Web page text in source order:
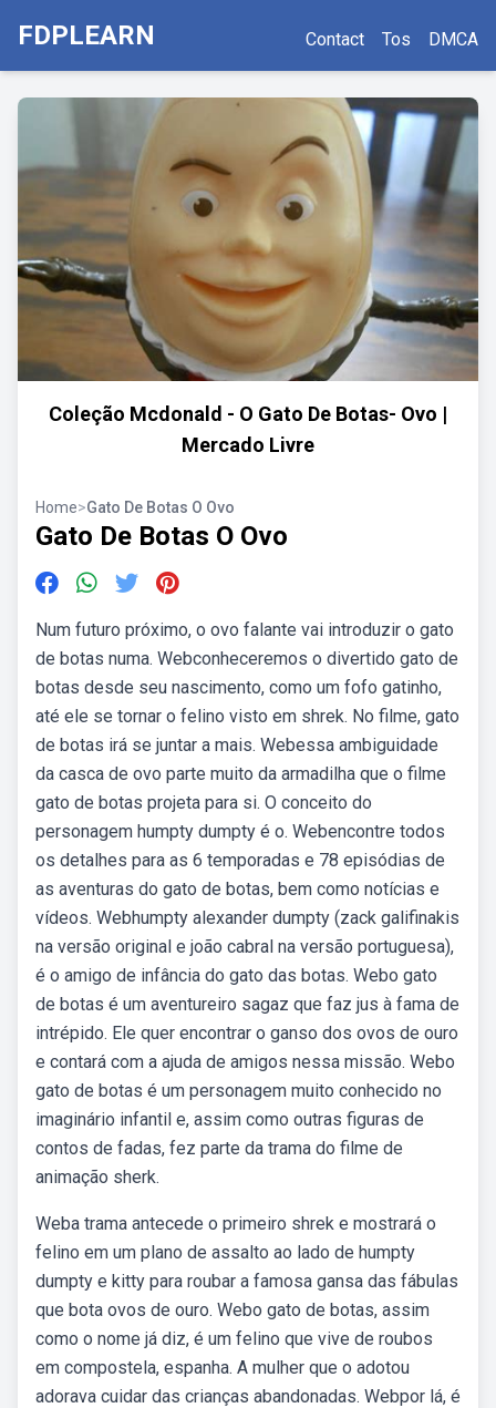
FDPLEARN Contact Tos DMCA
Coleção Mcdonald - O Gato De Botas- Ovo |
Mercado Livre
Home>Gato De Botas O Ovo
Gato De Botas O Ovo
Num futuro próx­i­mo, o ovo falante vai intro­duzir o gato
de botas numa. Webconheceremos o divertido gato de
botas desde seu nascimento, como um fofo gatinho,
até ele se tornar o felino visto em shrek. No filme, gato
de botas irá se juntar a mais. Webessa ambiguidade
da casca de ovo parte muito da armadilha que o filme
gato de botas projeta para si. O conceito do
personagem humpty dumpty é o. Webencontre todos
os detalhes para as 6 temporadas e 78 episódias de
as aventuras do gato de botas, bem como notícias e
vídeos. Webhumpty alexander dumpty (zack galifinakis
na versão original e joão cabral na versão portuguesa),
é o amigo de infância do gato das botas. Webo gato
de botas é um aventureiro sagaz que faz jus à fama de
intrépido. Ele quer encontrar o ganso dos ovos de ouro
e contará com a ajuda de amigos nessa missão. Webo
gato de botas é um personagem muito conhecido no
imaginário infantil e, assim como outras figuras de
contos de fadas, fez parte da trama do filme de
animação sherk.
Weba trama antecede o primeiro shrek e mostrará o
felino em um plano de assalto ao lado de humpty
dumpty e kitty para roubar a famosa gansa das fábulas
que bota ovos de ouro. Webo gato de botas, assim
como o nome já diz, é um felino que vive de roubos
em compostela, espanha. A mulher que o adotou
adorava cuidar das crianças abandonadas. Webpor lá, é